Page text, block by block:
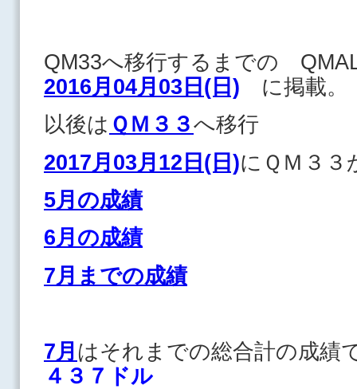
QM33へ移行するまでの
2016月04月03日(日) に掲載。
以後は ＱＭ３３へ移行
2017月03月12日(日)にＱＭ３３
5月の成績
6月の成績
7月までの成績
7月 はそれまでの総合計の成績
４３７ドル